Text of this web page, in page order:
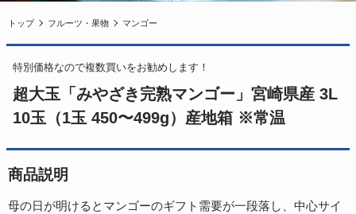
トップ フルーツ・果物 マンゴー
特別価格なので複数買いをお勧めします！
超大玉「みやざき完熟マンゴー」宮崎県産 3L
10玉（1玉 450〜499g）産地箱 ※常温
商品説明
母の日が明けるとマンゴーのギフト需要が一段落し、中心サイ